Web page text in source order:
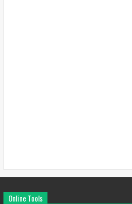
Online Tools